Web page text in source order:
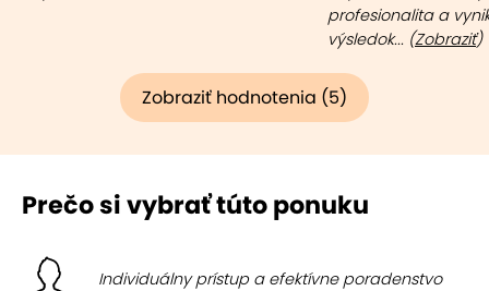
profesionalita a
výsledok... (Zobraziť)
Zobraziť hodnotenia (5)
Prečo si vybrať túto ponuku
Individuálny prístup a efektívne poradenstvo